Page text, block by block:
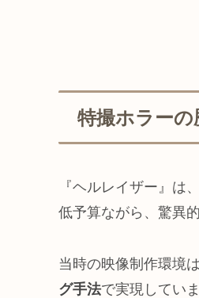
特撮ホラーの
『ヘルレイザー』は
低予算ながら、驚異
当時の映像制作環境
グ手法で実現していま